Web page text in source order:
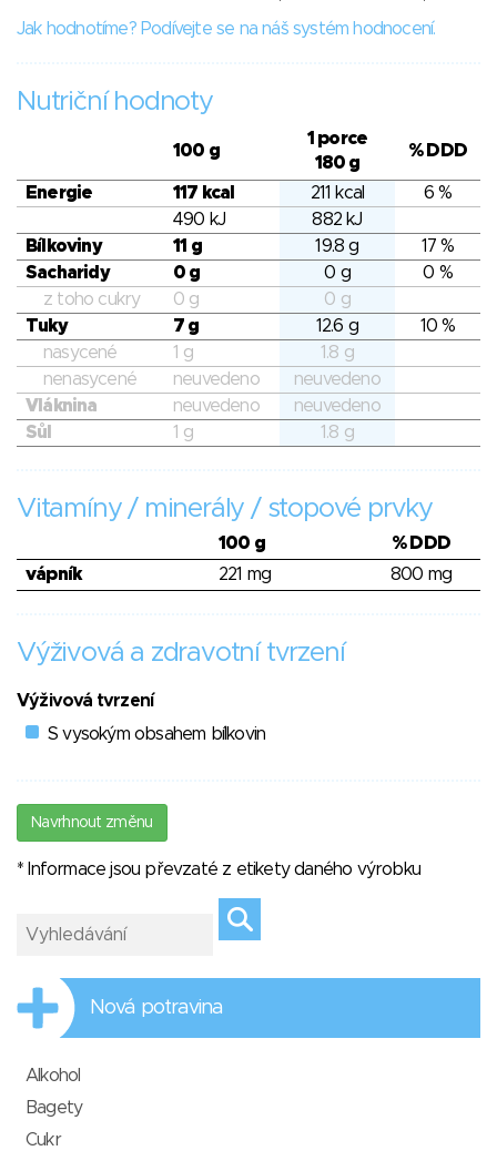
Jak hodnotíme? Podívejte se na náš systém hodnocení.
Nutriční hodnoty
100 g
1 porce
180 g
% DDD
Energie 117 kcal 211 kcal
6 %
490 kJ
882 kJ
Bílkoviny
11 g 19.8 g
17 %
Sacharidy
0 g 0 g
0 %
z toho cukry
0 g
0 g
Tuky
7 g 12.6 g
10 %
nasycené
1 g
1.8 g
nenasycené
neuvedeno
neuvedeno
Vláknina
neuvedeno
neuvedeno
Sůl
1 g 1.8 g
Vitamíny / minerály / stopové prvky
100 g
% DDD
vápník
221 mg 800 mg
Výživová a zdravotní tvrzení
Výživová tvrzení
S vysokým obsahem bílkovin
Navrhnout změnu
* Informace jsou převzaté z etikety daného výrobku
Nová potravina
Alkohol
Bagety
Cukr